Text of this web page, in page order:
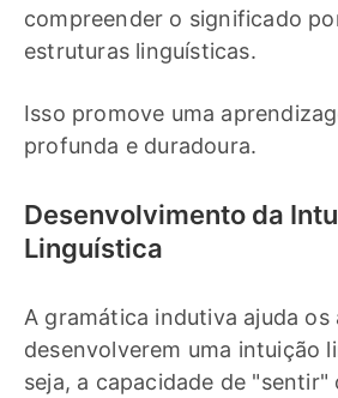
compreender o significado
estruturas linguísticas.
Isso promove uma
profunda e duradoura.
Desenvolvimento da
Linguística
A gramática indutiva ajuda os
desenvolverem uma intuição
seja, a capacidade de